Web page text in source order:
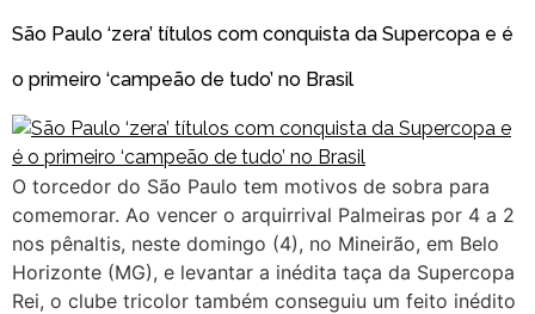
São Paulo ‘zera’ títulos com conquista da Supercopa e é
o primeiro ‘campeão de tudo’ no Brasil
O torcedor do São Paulo tem motivos de sobra para
comemorar. Ao vencer o arquirrival Palmeiras por 4 a 2
nos pênaltis, neste domingo (4), no Mineirão, em Belo
Horizonte (MG), e levantar a inédita taça da Supercopa
Rei, o clube tricolor também conseguiu um feito inédito